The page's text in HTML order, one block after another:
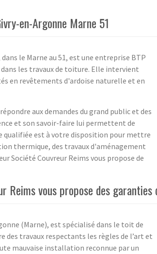
en-Argonne Marne 51
le Marne au 51, est une entreprise BTP
les travaux de toiture. Elle intervient
en revêtements d'ardoise naturelle et en
aux demandes du grand public et des
et son savoir-faire lui permettent de
qualifiée est à votre disposition pour mettre
thermique, des travaux d'aménagement
Société Couvreur Reims vous propose de
Reims vous propose des garanties
(Marne), est spécialisé dans le toit de
des travaux respectants les règles de l’art et
mauvaise installation reconnue par un